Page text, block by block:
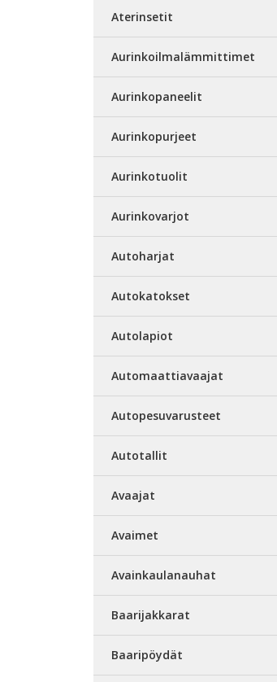
Aterinsetit
Aurinkoilmalämmittimet
Aurinkopaneelit
Aurinkopurjeet
Aurinkotuolit
Aurinkovarjot
Autoharjat
Autokatokset
Autolapiot
Automaattiavaajat
Autopesuvarusteet
Autotallit
Avaajat
Avaimet
Avainkaulanauhat
Baarijakkarat
Baaripöydät